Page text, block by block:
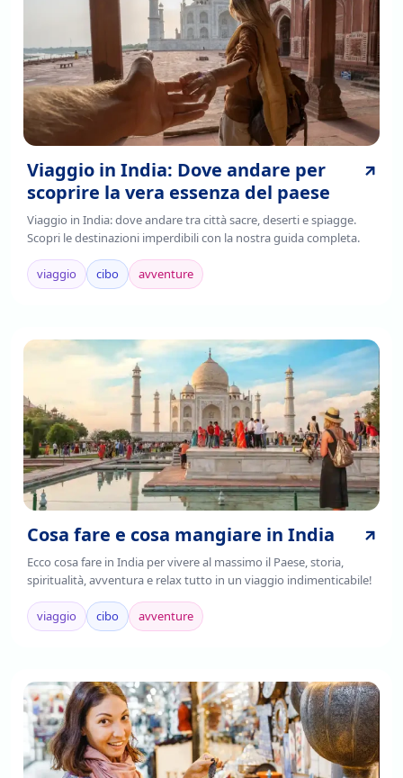
Viaggio in India: Dove andare per
scoprire la vera essenza del paese
Viaggio in India: dove andare tra città sacre, deserti e spiagge.
Scopri le destinazioni imperdibili con la nostra guida completa.
viaggio cibo avventure
Cosa fare e cosa mangiare in India
Ecco cosa fare in India per vivere al massimo il Paese, storia,
spiritualità, avventura e relax tutto in un viaggio indimenticabile!
viaggio cibo avventure